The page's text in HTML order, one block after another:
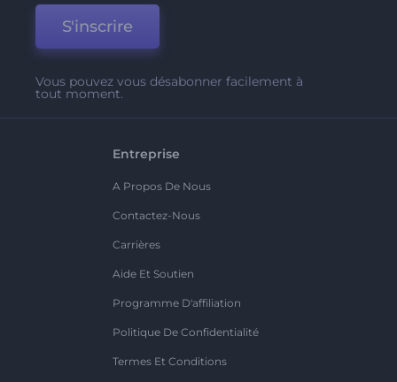
S'inscrire
Vous pouvez vous désabonner facilement à
tout moment.
Entreprise
A Propos De Nous
Contactez-Nous
Carrières
Aide Et Soutien
Programme D'affiliation
Politique De Confidentialité
Termes Et Conditions